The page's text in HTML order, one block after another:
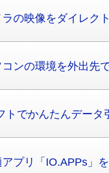
ラの映像をダイレク
ンの環境を外出先
トでかんたんデータ
プリ「IO.APPs」